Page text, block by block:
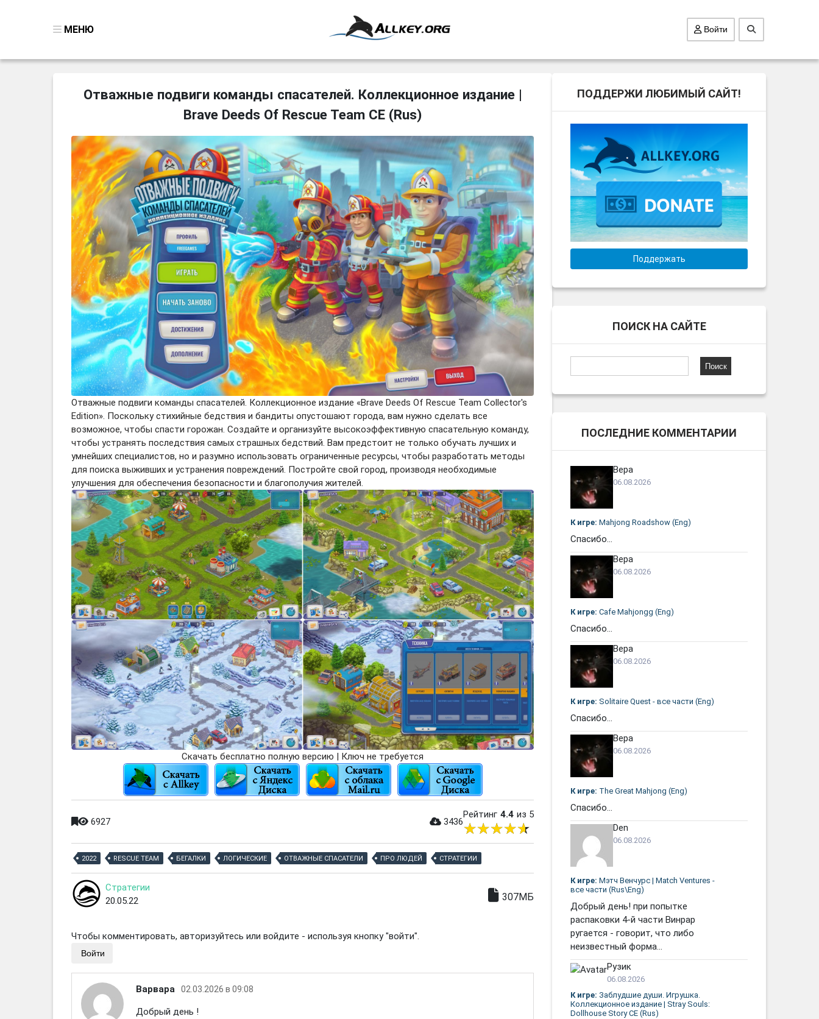
МЕНЮ
БИЗНЕС
ТРИ-В-РЯД
СТРАТЕГИИ
СТРЕЛЯЛКИ
КВЕСТ
КАК СКАЧАТЬ
НОВОСТИ
Войти
Отважные подвиги команды спасателей. Коллекционное издание |
Brave Deeds Of Rescue Team CE (Rus)
Отважные подвиги команды спасателей. Коллекционное издание «Brave Deeds Of Rescue Team Collector's
Edition». Поскольку стихийные бедствия и бандиты опустошают города, вам нужно сделать все
возможное, чтобы спасти горожан. Создайте и организуйте высокоэффективную спасательную команду,
чтобы устранять последствия самых страшных бедствий. Вам предстоит не только обучать лучших и
умнейших специалистов, но и разумно использовать ограниченные ресурсы, чтобы разработать методы
для поиска выживших и устранения повреждений. Постройте свой город, производя необходимые
улучшения для обеспечения безопасности и благополучия жителей.
Скачать бесплатно полную версию | Ключ не требуется
6927 3436
Рейтинг 4.4 из 5
2022 RESCUE TEAM БЕГАЛКИ ЛОГИЧЕСКИЕ ОТВАЖНЫЕ СПАСАТЕЛИ ПРО ЛЮДЕЙ СТРАТЕГИИ
Стратегии
20.05.22
307МБ
Чтобы комментировать, авторизуйтесь или войдите - используя кнопку "войти".
Войти
Варвара 02.03.2026 в 09:08
Добрый день !
ПОДДЕРЖИ ЛЮБИМЫЙ САЙТ!
Поддержать
ПОИСК НА САЙТЕ
ПОСЛЕДНИЕ КОММЕНТАРИИ
Вера
06.08.2026
К игре: Mahjong Roadshow (Eng)
Спасибо...
Вера
06.08.2026
К игре: Cafe Mahjongg (Eng)
Спасибо...
Вера
06.08.2026
К игре: Solitaire Quest - все части (Eng)
Спасибо...
Вера
06.08.2026
К игре: The Great Mahjong (Eng)
Спасибо...
Den
06.08.2026
К игре: Мэтч Венчурс | Match Ventures -
все части (Rus\Eng)
Добрый день! при попытке
распаковки 4-й части Винрар
ругается - говорит, что либо
неизвестный форма...
Рузик
06.08.2026
К игре: Заблудшие души. Игрушка.
Коллекционное издание | Stray Souls:
Dollhouse Story CE (Rus)